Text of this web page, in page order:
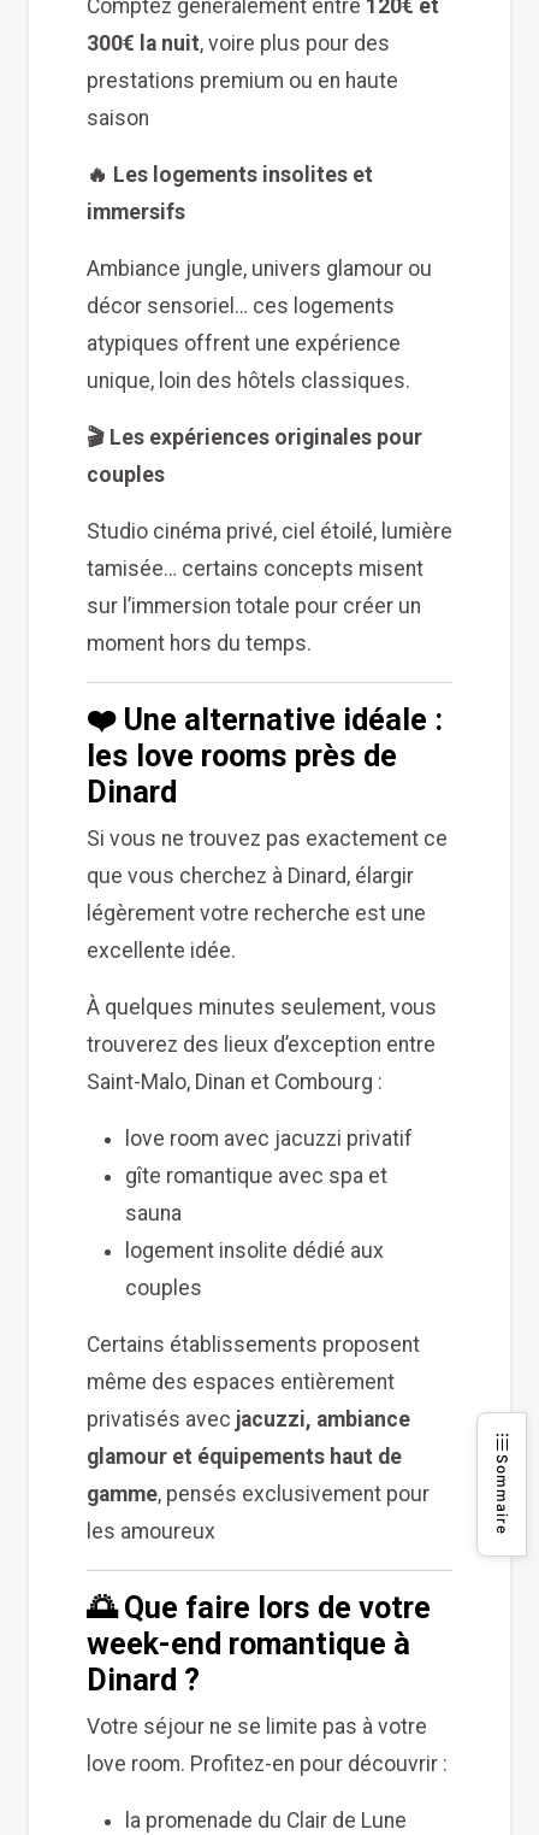
Sommaire
Comptez généralement entre 120€ et
300€ la nuit, voire plus pour des
prestations premium ou en haute
saison
🔥 Les logements insolites et
immersifs
Ambiance jungle, univers glamour ou
décor sensoriel… ces logements
atypiques offrent une expérience
unique, loin des hôtels classiques.
🎬 Les expériences originales pour
couples
Studio cinéma privé, ciel étoilé, lumière
tamisée… certains concepts misent
sur l’immersion totale pour créer un
moment hors du temps.
❤️ Une alternative idéale :
les love rooms près de
Dinard
Si vous ne trouvez pas exactement ce
que vous cherchez à Dinard, élargir
légèrement votre recherche est une
excellente idée.
À quelques minutes seulement, vous
trouverez des lieux d’exception entre
Saint-Malo, Dinan et Combourg :
love room avec jacuzzi privatif
gîte romantique avec spa et
sauna
logement insolite dédié aux
couples
Certains établissements proposent
même des espaces entièrement
privatisés avec jacuzzi, ambiance
glamour et équipements haut de
gamme, pensés exclusivement pour
les amoureux
🌅 Que faire lors de votre
week-end romantique à
Dinard ?
Votre séjour ne se limite pas à votre
love room. Profitez-en pour découvrir :
la promenade du Clair de Lune